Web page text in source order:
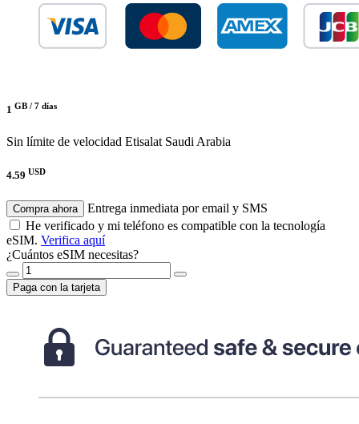
1 GB / 7 días
Sin límite de velocidad Etisalat Saudi Arabia
4.59 USD
Compra ahora
Entrega inmediata por email y SMS
He verificado y mi teléfono es compatible con la tecnología
eSIM. Verifica aquí
¿Cuántos eSIM necesitas?
Paga con la tarjeta